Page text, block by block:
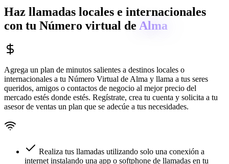
Haz llamadas locales e internacionales
con tu Número virtual de Alma
Agrega un plan de minutos salientes a destinos locales o
internacionales a tu Número Virtual de Alma y llama a tus seres
queridos, amigos o contactos de negocio al mejor precio del
mercado estés donde estés. Regístrate, crea tu cuenta y solicita a tu
asesor de ventas un plan que se adecúe a tus necesidades.
Realiza tus llamadas utilizando solo una conexión a
internet instalando una app o softphone de llamadas en tu